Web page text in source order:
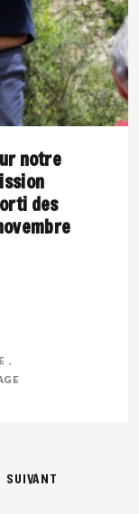
notre
des
par la
SUIVANT